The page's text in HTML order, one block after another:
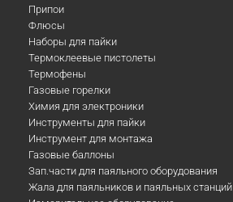
Припои
Флюсы
Наборы для пайки
Термоклеевые пистолеты
Термофены
Газовые горелки
Химия для электроники
Инструменты для пайки
Инструмент для монтажа
Газовые баллоны
Зап.части для паяльного оборудования
Жала для паяльников и паяльных станций